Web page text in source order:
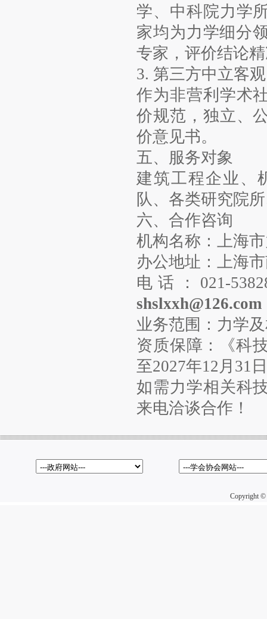
学、中科院力学
家均为力学细分
专家，评价结论
3. 第三方中立客
作为非营利学术
价规范，独立、
价意见书。
五、服务对象
建筑工程企业、
队、各类研究院
六、合作咨询
机构名称：上海
办公地址：上海
电话：021-
shslxxh@126.com
业务范围：力学
资质保障：《科
至2027年12月31日
如需力学相关科
来电洽谈合作！
Copyright ©